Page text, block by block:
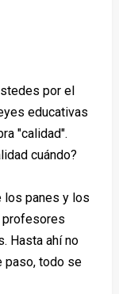
por el
educativas
"calidad".
cuándo?
los panes y los
profesores
Hasta ahí no
paso, todo se